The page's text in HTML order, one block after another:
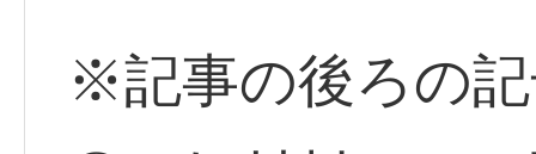
※記事の後ろの